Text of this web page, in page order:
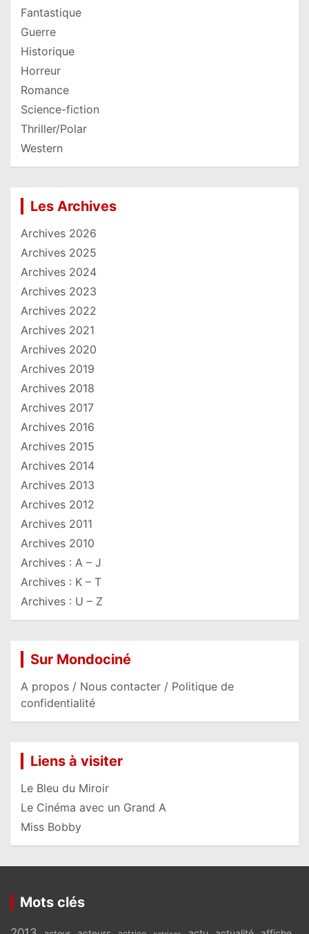
Fantastique
Guerre
Historique
Horreur
Romance
Science-fiction
Thriller/Polar
Western
Les Archives
Archives 2026
Archives 2025
Archives 2024
Archives 2023
Archives 2022
Archives 2021
Archives 2020
Archives 2019
Archives 2018
Archives 2017
Archives 2016
Archives 2015
Archives 2014
Archives 2013
Archives 2012
Archives 2011
Archives 2010
Archives : A – J
Archives : K – T
Archives : U – Z
Sur Mondociné
A propos / Nous contacter / Politique de
confidentialité
Liens à visiter
Le Bleu du Miroir
Le Cinéma avec un Grand A
Miss Bobby
Mots clés